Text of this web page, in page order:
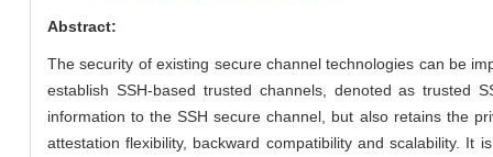
Abstract:
The security of existing secure channel technologies can be
establish SSH-based trusted channels, denoted as trusted
information to the SSH secure channel, but also retains the
attestation flexibility, backward compatibility and scalability.